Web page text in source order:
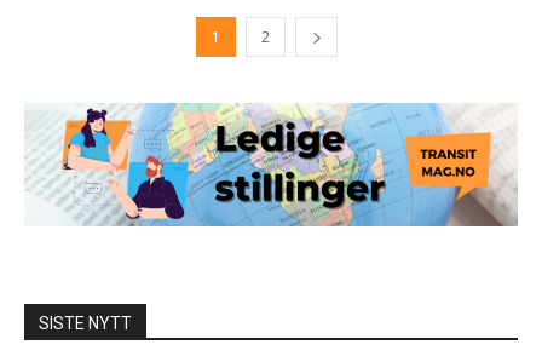
1 2
SISTE NYTT